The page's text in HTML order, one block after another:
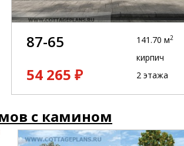
87-65
54 265 ₽
141.70 м2
кирпич
2 этажа
с камином